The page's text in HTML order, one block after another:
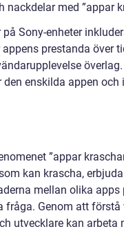
med ”appar
Sony-enheter
prestanda över
enskilda appen
”appar
kan krascha,
mellan olika
fråga. Genom att
utvecklare kan